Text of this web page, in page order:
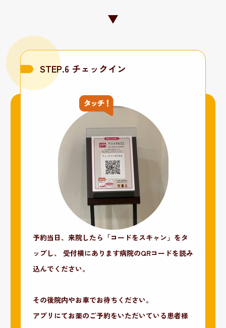
STEP.6 チェックイン
予約当日、来院したら「コードをスキャン」をタ
ップし、
受付横にあります病院のQRコードを読み
込んでください。
その後院内やお車でお待ちください。
アプリにてお薬のご予約をいただいている患者様